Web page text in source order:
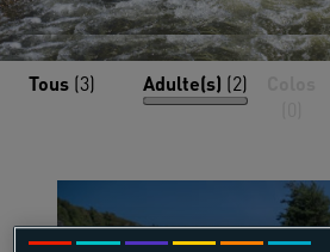
Tous (3) Adulte(s) (2)